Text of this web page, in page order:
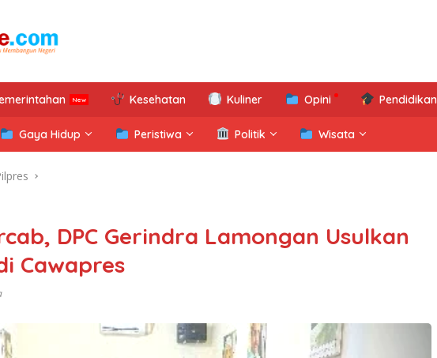
Kesehatan Kuliner Opini Pendidikan
Gaya Hidup Peristiwa Politik Wisata
DPC Gerindra Lamongan Usulkan
Cawapres